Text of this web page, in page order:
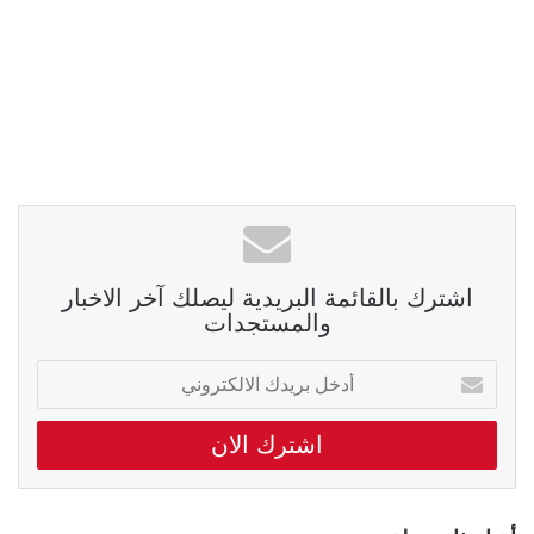
اشترك بالقائمة البريدية ليصلك آخر الاخبار
والمستجدات
أدخل
بريدك
الالكتروني